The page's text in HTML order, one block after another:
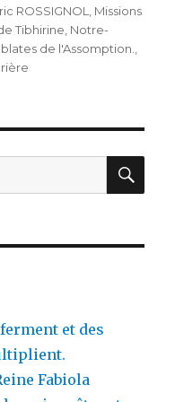
ROSSIGNOL
Missions
Tibhirine Notre-
de l'Assomption.
et des
Fabiola